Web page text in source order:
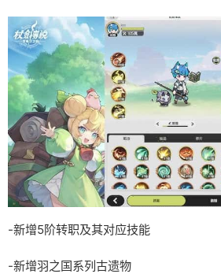
-新增5阶转职及其对应技能
-新增羽之国系列古遗物